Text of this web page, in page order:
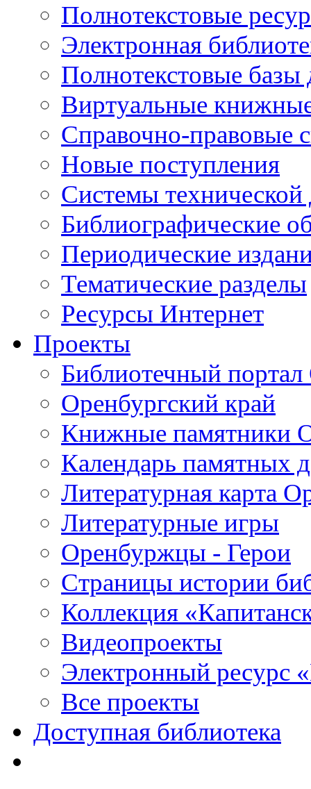
Полнотекстовые
Электронная
Полнотекстовые
Виртуальные
Справочно-правовые
Новые поступления
Cистемы
Библиографические
Периодические
Тематические разделы
Ресурсы Интернет
Проекты
Библиотечный портал
Оренбургский край
Книжные памятники
Календарь памятных
Литературная карта
Литературные игры
Оренбуржцы - Герои
Страницы истории
Коллекция
Видеопроекты
Электронный ресурс
Все проекты
Доступная библиотека